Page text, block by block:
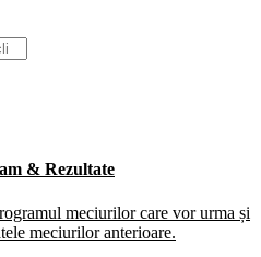
& Rezultate
meciurilor care vor urma și
meciurilor anterioare.